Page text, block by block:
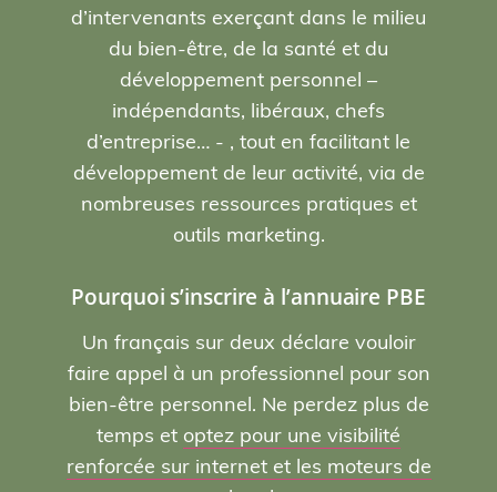
d’intervenants exerçant dans le milieu
du bien-être, de la santé et du
développement personnel –
indépendants, libéraux, chefs
d’entreprise… - , tout en facilitant le
développement de leur activité, via de
nombreuses ressources pratiques et
outils marketing.
Pourquoi s’inscrire à l’annuaire PBE
Un français sur deux déclare vouloir
faire appel à un professionnel pour son
bien-être personnel. Ne perdez plus de
temps et optez pour une visibilité
renforcée sur internet et les moteurs de